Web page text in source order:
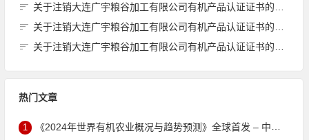
关于注销大连广宇粮谷加工有限公司有机产品认证证书的公告
关于注销大连广宇粮谷加工有限公司有机产品认证证书的公告
关于注销大连广宇粮谷加工有限公司有机产品认证证书的公告
热门文章
1 《2024年世界有机农业概况与趋势预测》全球首发 – 中国有机市场规模跻身世界第三